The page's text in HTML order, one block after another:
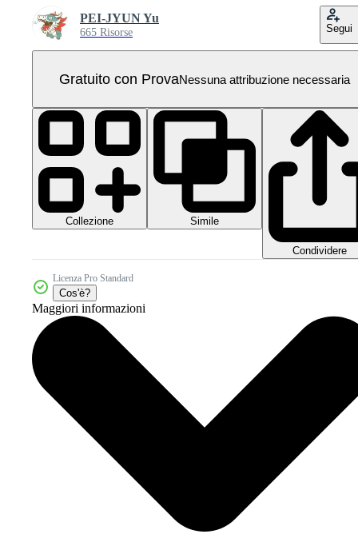
PEI-JYUN Yu
665 Risorse Segui
Gratuito con ProvaNessuna attribuzione necessaria
Collezione Simile
Condividere
Licenza Pro Standard
Cos'è?
Maggiori informazioni